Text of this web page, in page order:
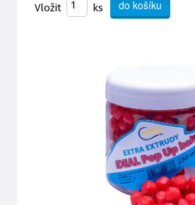
Vložit ks